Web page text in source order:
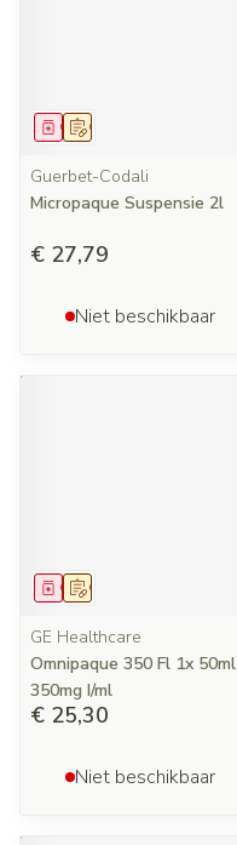
Op voorschrift
Geneesmiddel
Guerbet-Codali
Micropaque Suspensie 2l
€ 27,79
Niet beschikbaar
Op voorschrift
Geneesmiddel
GE Healthcare
Omnipaque 350 Fl 1x 50ml
350mg I/ml
€ 25,30
Niet beschikbaar